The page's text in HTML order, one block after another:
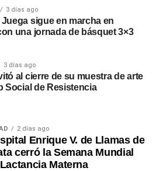
3 días ago
Juega sigue en marcha en
una jornada de básquet 3×3
3 días ago
al cierre de su muestra de arte
Social de Resistencia
2 días ago
Enrique V. de Llamas de
cerró la Semana Mundial
Materna